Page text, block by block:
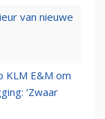
van nieuwe
KLM E&M om
‘Zwaar